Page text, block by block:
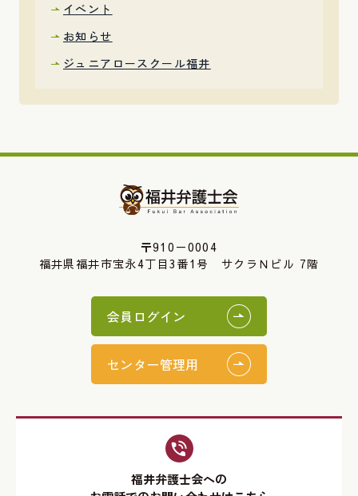
イベント
お知らせ
ジュニアロースクール福井
〒910－0004
福井県福井市宝永4丁目3番1号 サクラＮビル 7階
会員ログイン
センター管理用
福井弁護士会への